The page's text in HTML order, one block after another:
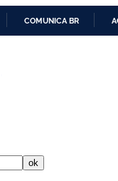
COMUNICA BR